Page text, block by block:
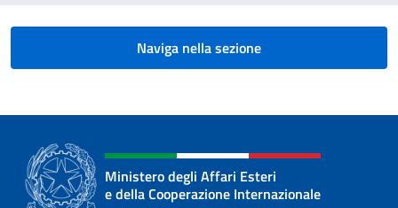
Naviga nella sezione
Ministero degli Affari Esteri
e della Cooperazione Internazionale